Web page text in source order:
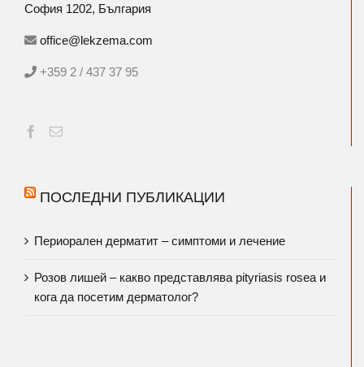
София 1202, България
office@lekzema.com
+359 2 / 437 37 95
ПОСЛЕДНИ ПУБЛИКАЦИИ
Периорален дерматит – симптоми и лечение
Розов лишей – какво представлява pityriasis rosea и
кога да посетим дерматолог?